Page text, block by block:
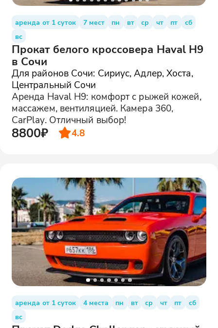
аренда от 1 суток 7 мест пн вт ср чт пт
сб
вс
Прокат белого кроссовера Haval H9
в Сочи
Для районов Сочи: Сириус, Адлер, Хоста,
Центральный Сочи
Аренда Haval H9: комфорт с рыжей кожей,
массажем, вентиляцией. Камера 360,
CarPlay. Отличный выбор!
8800₽ 4.8
аренда от 1 суток 4 места пн вт ср чт пт
сб
вс